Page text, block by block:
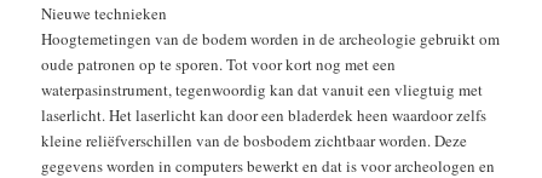
Nieuwe technieken
Hoogtemetingen van de bodem worden in de archeologie gebruikt om
oude patronen op te sporen. Tot voor kort nog met een
waterpasinstrument, tegenwoordig kan dat vanuit een vliegtuig met
laserlicht. Het laserlicht kan door een bladerdek heen waardoor zelfs
kleine reliëfverschillen van de bosbodem zichtbaar worden. Deze
gegevens worden in computers bewerkt en dat is voor archeologen en